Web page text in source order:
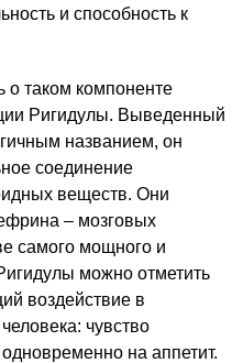
и способность к
о таком компоненте
Ригидулы. Выведенный
названием, он
соединение
веществ. Они
– мозговых
самого мощного и
можно отметить
воздействие в
чувство
на аппетит.